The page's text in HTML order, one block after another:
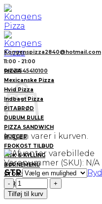
Fortsæt
til
indhold
PIZZA
Mexicanske Pizza
Hvid Pizza
Indbagt Pizza
PITABRØD
DURUM RULLE
PIZZA SANDWICH
BURGER
FROKOST TILBUD
FISK & KYLLING
BØRNEMENU
STOR SALAT
GARNITURE
DRIKKEVARER
Kongenspizza2840@hotmail.com
11:00 - 21:00
tel:+4545410100
Ingen varer i kurven.
Varenummer (SKU): N/A
STR
Ryd
40.Firat
antal
Tilføj til kurv